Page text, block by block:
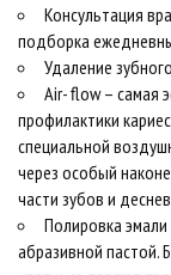
Консультация
подборка
Удаление
Air- flow – самая
профилактики
специальной
через особый
части зубов и
Полировка
абразивной пастой.